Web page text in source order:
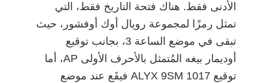
الأدنى فقط. هناك فتحة التاريخ فقط، التي
تمثل رمزًا لمجموعة رويال أوك أوفشور، حيث
تبقى في موضع الساعة 3، بجانب توقيع
أوديمار بيغه المُتمثل بالأحرف الأولى AP، أما
توقيع 1017 ALYX 9SM فيقَع عند موضع